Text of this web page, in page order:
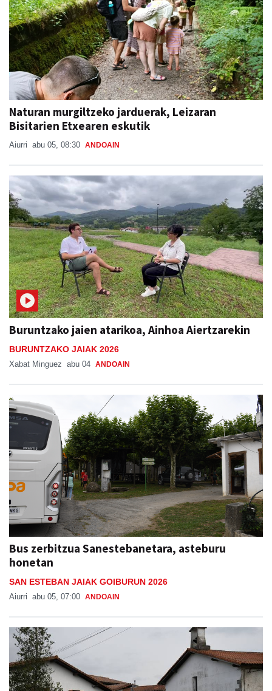
Naturan murgiltzeko jarduerak, Leizaran
Bisitarien Etxearen eskutik
Aiurri abu 05, 08:30 ANDOAIN
Buruntzako jaien atarikoa, Ainhoa Aiertzarekin
BURUNTZAKO JAIAK 2026
Xabat Minguez abu 04 ANDOAIN
Bus zerbitzua Sanestebanetara, asteburu
honetan
SAN ESTEBAN JAIAK GOIBURUN 2026
Aiurri abu 05, 07:00 ANDOAIN